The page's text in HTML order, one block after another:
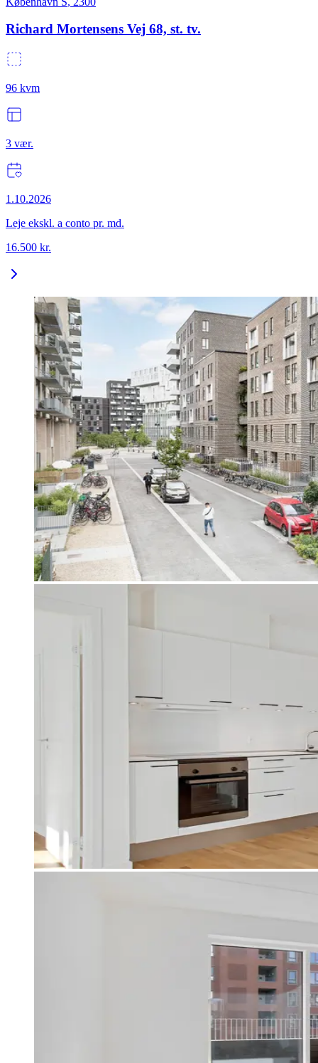
Richard Mortensens Vej 68, st. tv.
96 kvm
3 vær.
1.10.2026
Leje ekskl. a conto pr. md.
16.500 kr.